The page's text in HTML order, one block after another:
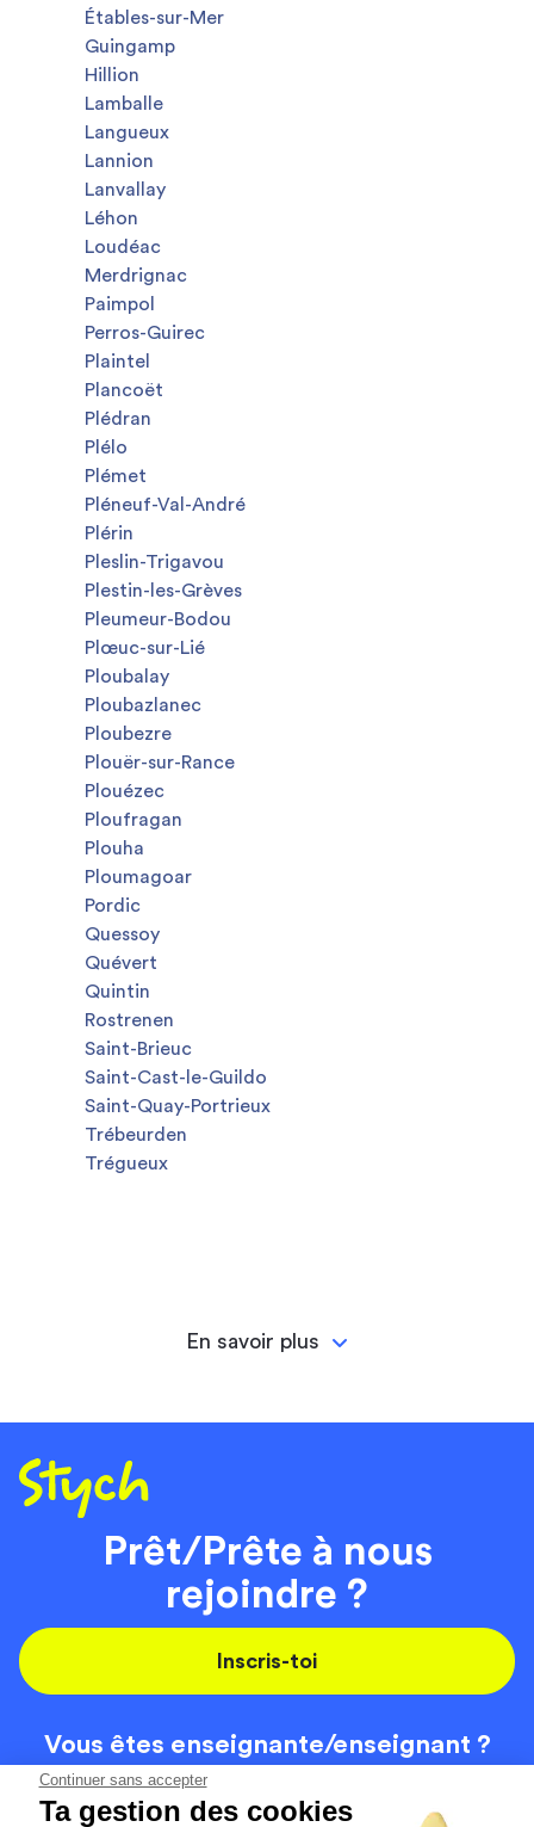
Continuer sans accepter
Ta gestion des cookies
Étables-sur-Mer
Guingamp
Hillion
Lamballe
Langueux
Lannion
Lanvallay
Léhon
Loudéac
Merdrignac
Paimpol
Perros-Guirec
Plaintel
Plancoët
Plédran
Plélo
Plémet
Pléneuf-Val-André
Plérin
Pleslin-Trigavou
Plestin-les-Grèves
Pleumeur-Bodou
Plœuc-sur-Lié
Ploubalay
Ploubazlanec
Ploubezre
Plouër-sur-Rance
Plouézec
Ploufragan
Plouha
Ploumagoar
Pordic
Quessoy
Quévert
Quintin
Rostrenen
Saint-Brieuc
Saint-Cast-le-Guildo
Saint-Quay-Portrieux
Trébeurden
Trégueux
En savoir plus
Prêt/Prête à nous
rejoindre ?
Inscris-toi
Vous êtes enseignante/enseignant ?
On recrute